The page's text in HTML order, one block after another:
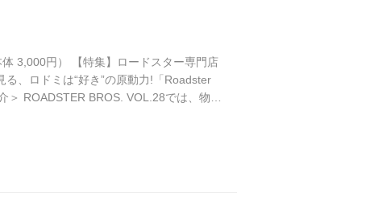
3,000円） 【特集】ロードスター専門店
、ロドミは“好き”の原動力!「Roadster
ROADSTER BROS. VOL.28では、物価